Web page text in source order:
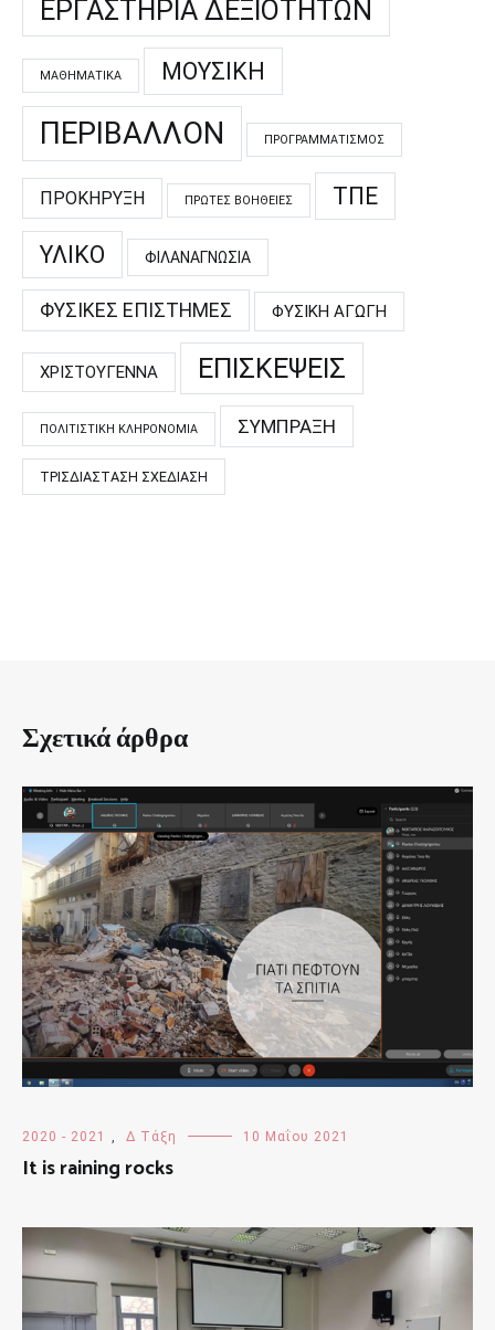
ΕΡΓΑΣΤΉΡΙΑ ΔΕΞΙΟΤΉΤΩΝ
ΜΑΘΗΜΑΤΙΚΆ ΜΟΥΣΙΚΉ
ΠΕΡΙΒΆΛΛΟΝ ΠΡΟΓΡΑΜΜΑΤΙΣΜΌΣ
ΠΡΟΚΉΡΥΞΗ ΠΡΏΤΕΣ ΒΟΉΘΕΙΕΣ ΤΠΕ
ΥΛΙΚΌ ΦΙΛΑΝΑΓΝΩΣΊΑ
ΦΥΣΙΚΈΣ ΕΠΙΣΤΉΜΕΣ ΦΥΣΙΚΉ ΑΓΩΓΉ
ΧΡΙΣΤΟΎΓΕΝΝΑ ΕΠΙΣΚΈΨΕΙΣ
ΠΟΛΙΤΙΣΤΙΚΉ ΚΛΗΡΟΝΟΜΙΆ ΣΎΜΠΡΑΞΗ
ΤΡΙΣΔΙΆΣΤΑΣΗ ΣΧΕΔΊΑΣΗ
Σχετικά άρθρα
2020 - 2021 , Δ Τάξη 10 Μαΐου 2021
It is raining rocks